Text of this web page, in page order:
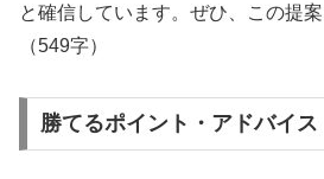
と確信しています。ぜひ、この提
（549字）
勝てるポイント・アドバイス